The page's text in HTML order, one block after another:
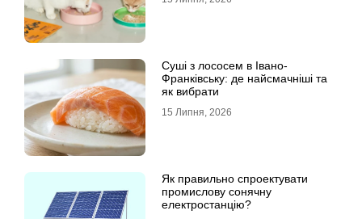
Суші з лососем в Івано-
Франківську: де найсмачніші та
як вибрати
15 Липня, 2026
Як правильно спроектувати
промислову сонячну
електростанцію?